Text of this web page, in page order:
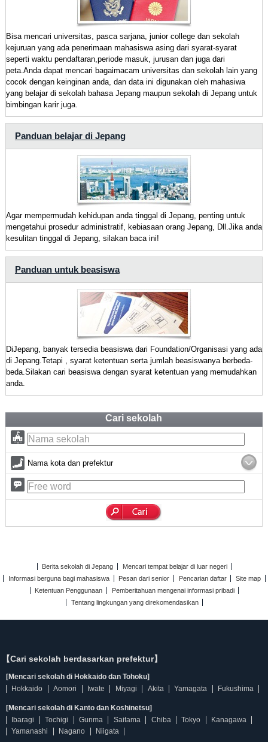
Bisa mencari universitas, pasca sarjana, junior college dan sekolah
kejuruan yang ada penerimaan mahasiswa asing dari syarat-syarat
seperti waktu pendaftaran,periode masuk, jurusan dan juga dari
peta.Anda dapat mencari bagaimacam universitas dan sekolah lain yang
cocok dengan keinginan anda, dan data ini digunakan oleh mahasiwa
yang belajar di sekolah bahasa Jepang maupun sekolah di Jepang untuk
bimbingan karir juga.
Panduan belajar di Jepang
Agar mempermudah kehidupan anda tinggal di Jepang, penting untuk
mengetahui prosedur administratif, kebiasaan orang Jepang, Dll.Jika anda
kesulitan tinggal di Jepang, silakan baca ini!
Panduan untuk beasiswa
DiJepang, banyak tersedia beasiswa dari Foundation/Organisasi yang ada
di Jepang.Tetapi , syarat ketentuan serta jumlah beasiswanya berbeda-
beda.Silakan cari beasiswa dengan syarat ketentuan yang memudahkan
anda.
Cari sekolah
Nama kota dan prefektur
Berita sekolah di Jepang
Mencari tempat belajar di luar negeri
Informasi berguna bagi mahasiswa
Pesan dari senior Pencarian daftar
Site map
Ketentuan Penggunaan
Pemberitahuan mengenai informasi pribadi
Tentang lingkungan yang direkomendasikan
【Cari sekolah berdasarkan prefektur】
[Mencari sekolah di Hokkaido dan Tohoku]
Hokkaido
Aomori Iwate Miyagi Akita Yamagata Fukushima
[Mencari sekolah di Kanto dan Koshinetsu]
Ibaragi
Tochigi Gunma Saitama Chiba Tokyo
Kanagawa
Yamanashi
Nagano Niigata